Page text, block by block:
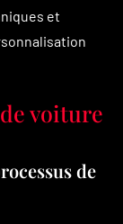
et
voiture
de